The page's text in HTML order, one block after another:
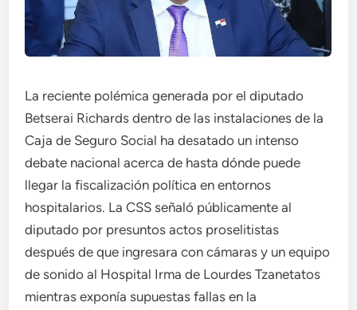
La reciente polémica generada por el diputado
Betserai Richards dentro de las instalaciones de la
Caja de Seguro Social ha desatado un intenso
debate nacional acerca de hasta dónde puede
llegar la fiscalización política en entornos
hospitalarios. La CSS señaló públicamente al
diputado por presuntos actos proselitistas
después de que ingresara con cámaras y un equipo
de sonido al Hospital Irma de Lourdes Tzanetatos
mientras exponía supuestas fallas en la